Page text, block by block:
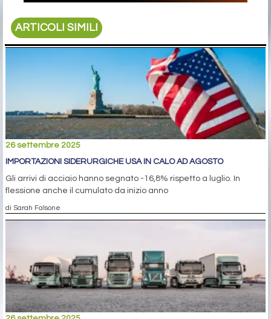
ARTICOLI SIMILI
26 settembre 2025
IMPORTAZIONI SIDERURGICHE USA IN CALO AD AGOSTO
Gli arrivi di acciaio hanno segnato -16,8% rispetto a luglio. In
flessione anche il cumulato da inizio anno
di Sarah Falsone